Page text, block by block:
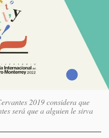
2019 considera que
será que a alguien le sirva